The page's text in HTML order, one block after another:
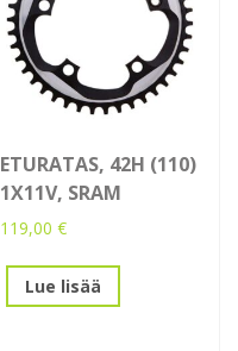
ETURATAS, 42H (110)
1X11V, SRAM
119,00€
Lue lisää